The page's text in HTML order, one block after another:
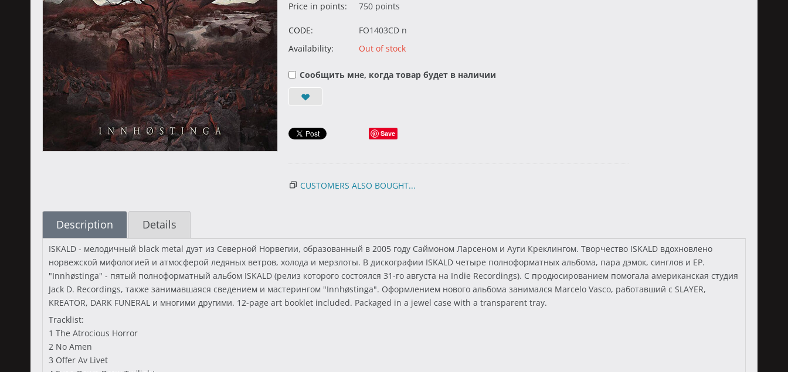
Price in points: 750 points
CODE:
FO1403CD n
Availability:
Out of stock
Сообщить мне, когда товар будет в наличии
Save
CUSTOMERS ALSO BOUGHT...
Description Details
ISKALD - мелодичный black metal дуэт из Северной Норвегии, образованный в 2005 году Саймоном Ларсеном и Ауги Креклингом. Творчество ISKALD вдохновлено
норвежской мифологией и атмосферой ледяных ветров, холода и мерзлоты. В дискографии ISKALD четыре полноформатных альбома, пара дэмок, синглов и EP.
"Innhøstinga" - пятый полноформатный альбом ISKALD (релиз которого состоялся 31-го августа на Indie Recordings). С продюсированием помогала американская студия
Jack D. Recordings, также занимавшаяся сведением и мастерингом "Innhøstinga". Оформлением нового альбома занимался Marcelo Vasco, работавший с SLAYER,
KREATOR, DARK FUNERAL и многими другими. 12-page art booklet included. Packaged in a jewel case with a transparent tray.
Tracklist:
1 The Atrocious Horror
2 No Amen
3 Offer Av Livet